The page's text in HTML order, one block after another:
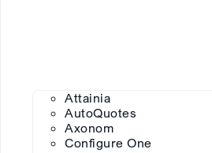
Attainia
AutoQuotes
Axonom
Configure One